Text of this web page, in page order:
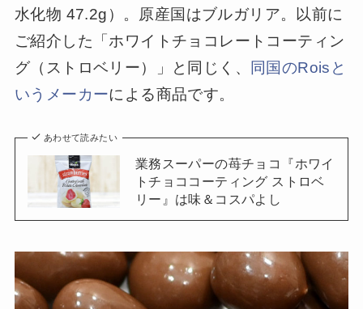
水化物 47.2g）。原産国はブルガリア。以前に
ご紹介した「ホワイトチョコレートコーティン
グ（ストロベリー）」と同じく、 同国のRoisと
いうメーカーによる商品です。
あわせて読みたい
業務スーパーの苺チョコ『ホワイ
トチョココーティング ストロベ
リー』は味＆コスパよし